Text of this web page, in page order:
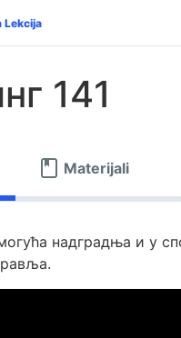
Lekcija
141
Materijali
надградња и у